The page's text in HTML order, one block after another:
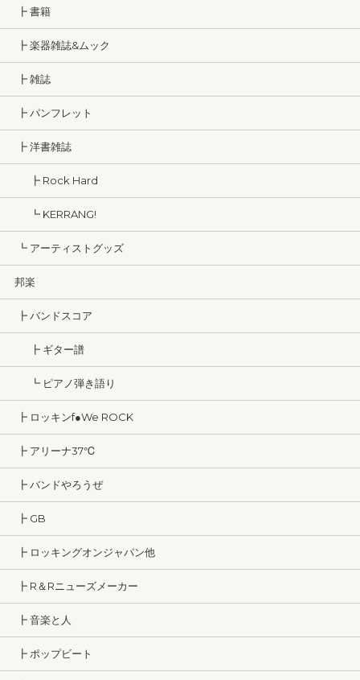
┣ 書籍
┣ 楽器雑誌&ムック
┣ 雑誌
┣ パンフレット
┣ 洋書雑誌
┣ Rock Hard
┗ KERRANG!
┗ アーティストグッズ
邦楽
┣ バンドスコア
┣ ギター譜
┗ ピアノ弾き語り
┣ ロッキンf●We ROCK
┣ アリーナ37℃
┣ バンドやろうぜ
┣ GB
┣ ロッキングオンジャパン他
┣ R＆Rニューズメーカー
┣ 音楽と人
┣ ポップビート